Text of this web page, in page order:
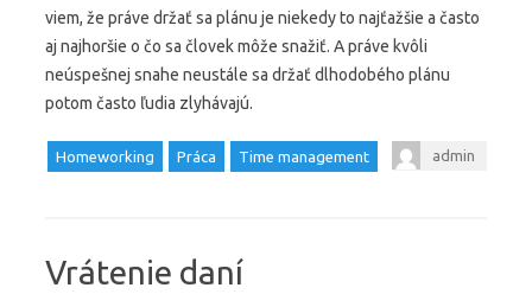
viem, že práve držať sa plánu je niekedy to najťažšie a často
aj najhoršie o čo sa človek môže snažiť. A práve kvôli
neúspešnej snahe neustále sa držať dlhodobého plánu
potom často ľudia zlyhávajú.
Homeworking Práca Time management admin
Vrátenie daní